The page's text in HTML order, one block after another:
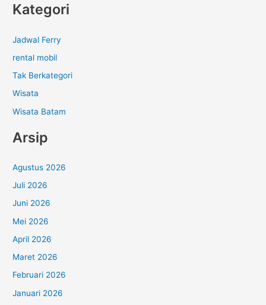
Kategori
Jadwal Ferry
rental mobil
Tak Berkategori
Wisata
Wisata Batam
Arsip
Agustus 2026
Juli 2026
Juni 2026
Mei 2026
April 2026
Maret 2026
Februari 2026
Januari 2026